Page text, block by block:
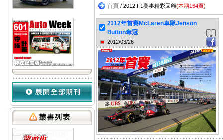
首頁 / 2012 F1賽事精彩回顧(本期164頁)
2012年首賽McLaren車隊Jenson
Button奪冠
2012/03/26